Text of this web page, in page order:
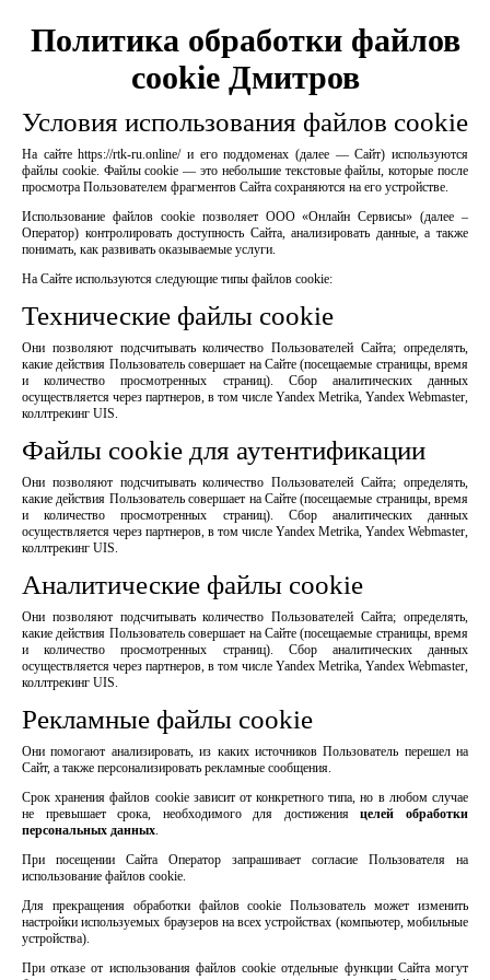
Политика обработки файлов
cookie Дмитров
Условия использования файлов cookie
На сайте https://rtk-ru.online/ и его поддоменах (далее — Сайт) используются
файлы cookie. Файлы cookie — это небольшие текстовые файлы, которые после
просмотра Пользователем фрагментов Сайта сохраняются на его устройстве.
Использование файлов cookie позволяет ООО «Онлайн Сервисы» (далее –
Оператор) контролировать доступность Сайта, анализировать данные, а также
понимать, как развивать оказываемые услуги.
На Сайте используются следующие типы файлов cookie:
Технические файлы cookie
Они позволяют подсчитывать количество Пользователей Сайта; определять,
какие действия Пользователь совершает на Сайте (посещаемые страницы, время
и количество просмотренных страниц). Сбор аналитических данных
осуществляется через партнеров, в том числе Yandex Metrika, Yandex Webmaster,
коллтрекинг UIS.
Файлы cookie для аутентификации
Они позволяют подсчитывать количество Пользователей Сайта; определять,
какие действия Пользователь совершает на Сайте (посещаемые страницы, время
и количество просмотренных страниц). Сбор аналитических данных
осуществляется через партнеров, в том числе Yandex Metrika, Yandex Webmaster,
коллтрекинг UIS.
Аналитические файлы cookie
Они позволяют подсчитывать количество Пользователей Сайта; определять,
какие действия Пользователь совершает на Сайте (посещаемые страницы, время
и количество просмотренных страниц). Сбор аналитических данных
осуществляется через партнеров, в том числе Yandex Metrika, Yandex Webmaster,
коллтрекинг UIS.
Рекламные файлы cookie
Они помогают анализировать, из каких источников Пользователь перешел на
Сайт, а также персонализировать рекламные сообщения.
Срок хранения файлов cookie зависит от конкретного типа, но в любом случае
не превышает срока, необходимого для достиженияцелей обработки
персональных данных.
При посещении Сайта Оператор запрашивает согласие Пользователя на
использование файлов cookie.
Для прекращения обработки файлов cookie Пользователь может изменить
настройки используемых браузеров на всех устройствах (компьютер, мобильные
устройства).
При отказе от использования файлов cookie отдельные функции Сайта могут